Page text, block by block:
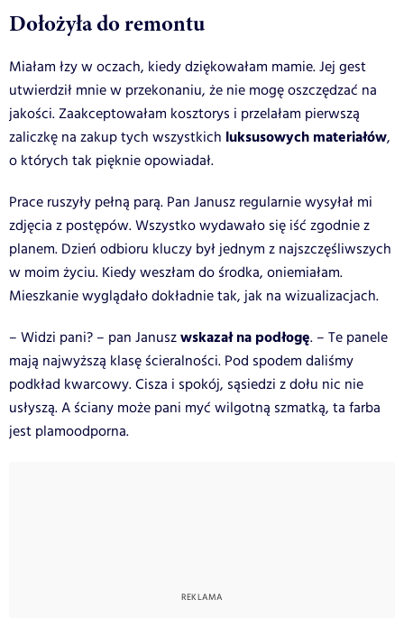
Dołożyła do remontu
Miałam łzy w oczach, kiedy dziękowałam mamie. Jej gest
utwierdził mnie w przekonaniu, że nie mogę oszczędzać na
jakości. Zaakceptowałam kosztorys i przelałam pierwszą
zaliczkę na zakup tych wszystkich luksusowych materiałów,
o których tak pięknie opowiadał.
Prace ruszyły pełną parą. Pan Janusz regularnie wysyłał mi
zdjęcia z postępów. Wszystko wydawało się iść zgodnie z
planem. Dzień odbioru kluczy był jednym z najszczęśliwszych
w moim życiu. Kiedy weszłam do środka, oniemiałam.
Mieszkanie wyglądało dokładnie tak, jak na wizualizacjach.
– Widzi pani? – pan Januszwskazał na podłogę. – Te panele
mają najwyższą klasę ścieralności. Pod spodem daliśmy
podkład kwarcowy. Cisza i spokój, sąsiedzi z dołu nic nie
usłyszą. A ściany może pani myć wilgotną szmatką, ta farba
jest plamoodporna.